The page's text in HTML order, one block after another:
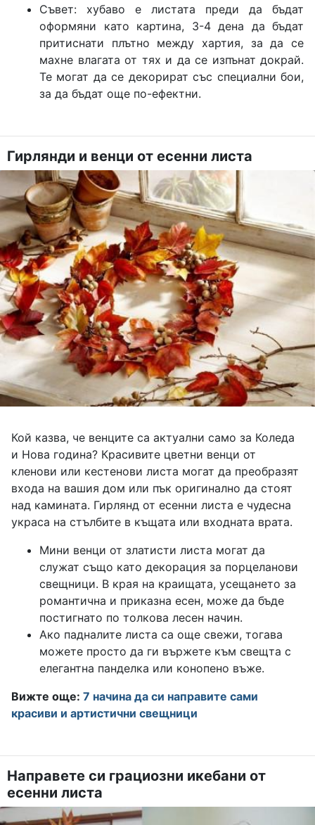
Съвет: хубаво е листата преди да бъдат
оформяни като картина, 3-4 дена да бъдат
притиснати плътно между хартия, за да се
махне влагата от тях и да се изпънат докрай.
Те могат да се декорират със специални бои,
за да бъдат още по-ефектни.
Гирлянди и венци от есенни листа
Кой казва, че венците са актуални само за Коледа
и Нова година? Красивите цветни венци от
кленови или кестенови листа могат да преобразят
входа на вашия дом или пък оригинално да стоят
над камината. Гирлянд от есенни листа е чудесна
украса на стълбите в къщата или входната врата.
Мини венци от златисти листа могат да
служат също като декорация за порцеланови
свещници. В края на краищата, усещането за
романтична и приказна есен, може да бъде
постигнато по толкова лесен начин.
Ако падналите листа са още свежи, тогава
можете просто да ги вържете към свещта с
елегантна панделка или конопено въже.
Вижте още: 7 начина да си направите сами
красиви и артистични свещници
Направете си грациозни икебани от
есенни листа